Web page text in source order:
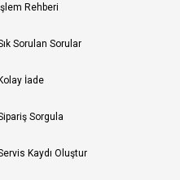
Rehberi
Sorulan Sorular
İade
Sorgula
Kaydı Oluştur